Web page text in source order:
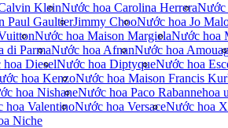
KleinNước hoa Carolina HerreraNước
Paul GaultierJimmy ChooNước hoa Jo
Nước hoa Maison MargielaNước hoa
di ParmaNước hoa AfnanNước hoa
DieselNước hoa DiptyqueNước hoa
hoa KenzoNước hoa Maison Francis
hoa NishaneNước hoa Paco Rabanne
hoa ValentinoNước hoa VersaceNước hoa
hoa
Niche